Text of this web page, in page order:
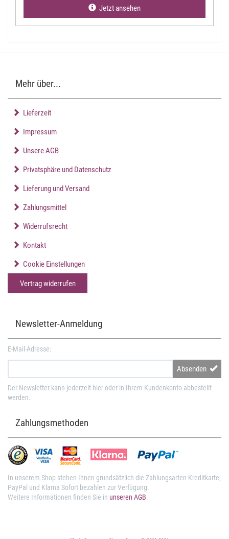
Jetzt ansehen
Mehr über...
Lieferzeit
Impressum
Unsere AGB
Privatsphäre und Datenschutz
Lieferung und Versand
Zahlungsmittel
Widerrufsrecht
Kontakt
Cookie Einstellungen
Vertrag widerrufen
Newsletter-Anmeldung
E-Mail-Adresse:
Absenden
Der Newsletter kann jederzeit hier oder in Ihrem Kundenkonto abbestellt
werden.
Zahlungsmethoden
In unserem Shop stehen Ihnen grundsätzlich die Zahlungsarten Kreditkarte,
PayPal und Klarna Sofort bezahlen zur Verfügung.
Weitere Informationen finden Sie in unseren AGB.